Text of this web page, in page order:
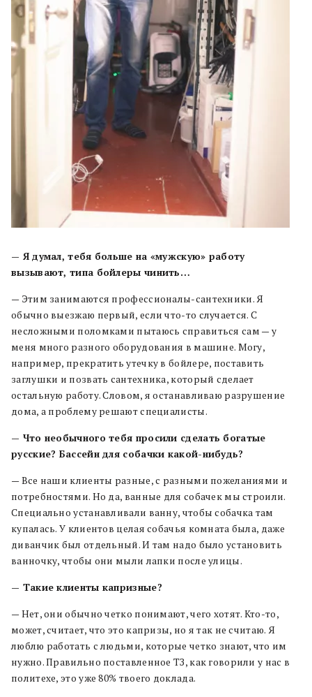
— Я думал, тебя больше на «мужскую» работу
вызывают, типа бойлеры чинить…
— Этим занимаются профессионалы-сантехники. Я
обычно выезжаю первый, если что-то случается. С
несложными поломками пытаюсь справиться сам — у
меня много разного оборудования в машине. Могу,
например, прекратить утечку в бойлере, поставить
заглушки и позвать сантехника, который сделает
остальную работу. Словом, я останавливаю разрушение
дома, а проблему решают специалисты.
— Что необычного тебя просили сделать богатые
русские? Бассейн для собачки какой-нибудь?
— Все наши клиенты разные, с разными пожеланиями и
потребностями. Но да, ванные для собачек мы строили.
Специально устанавливали ванну, чтобы собачка там
купалась. У клиентов целая собачья комната была, даже
диванчик был отдельный. И там надо было установить
ванночку, чтобы они мыли лапки после улицы.
— Такие клиенты капризные?
— Нет, они обычно четко понимают, чего хотят. Кто-то,
может, считает, что это капризы, но я так не считаю. Я
люблю работать с людьми, которые четко знают, что им
нужно. Правильно поставленное ТЗ, как говорили у нас в
политехе, это уже 80% твоего доклада.